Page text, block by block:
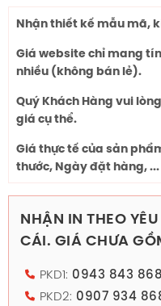
Nhận thiết kế mẫu mã,
Giá website chỉ mang
nhiều (không bán lẻ).
Quý Khách Hàng vui
giá cụ thể.
Giá thực tế của sản
thước, Ngày đặt hàng, ...
NHẬN IN THEO
CÁI. GIÁ CHƯA
PKD1: 0943 843 868
PKD2: 0907 934